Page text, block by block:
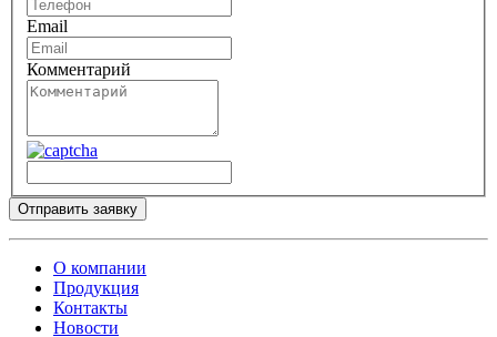
Email
Комментарий
Отправить заявку
О компании
Продукция
Контакты
Новости